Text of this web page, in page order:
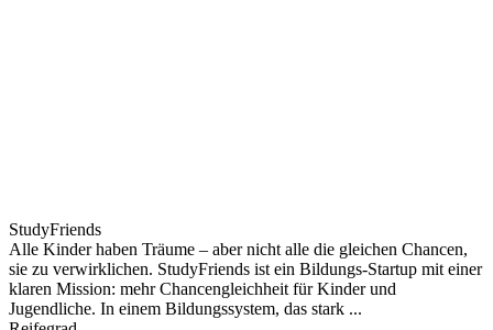
StudyFriends
Alle Kinder haben Träume – aber nicht alle die gleichen Chancen,
sie zu verwirklichen. StudyFriends ist ein Bildungs-Startup mit einer
klaren Mission: mehr Chancengleichheit für Kinder und
Jugendliche. In einem Bildungssystem, das stark ...